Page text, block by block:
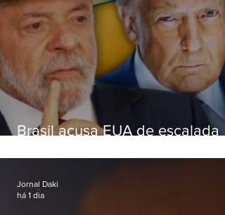
Brasil acusa EUA de escalada
embaixadora
Jornal Daki
há 1 dia